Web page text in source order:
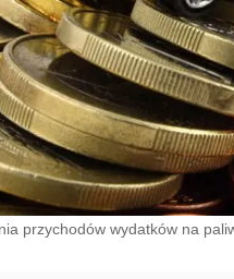
przychodów wydatków na